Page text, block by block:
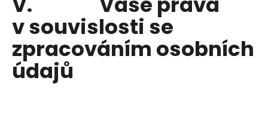
v souvislosti se
zpracováním osobních
údajů